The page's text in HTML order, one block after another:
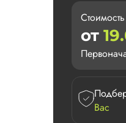
Стоимость
от
Вас